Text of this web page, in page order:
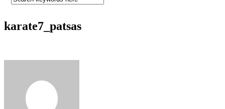
karate7_patsas